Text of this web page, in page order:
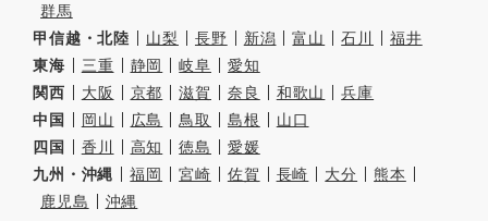
群馬
甲信越・北陸
山梨 長野 新潟 富山 石川
福井
東海
三重 静岡 岐阜
愛知
関西
大阪 京都 滋賀 奈良 和歌山
兵庫
中国
岡山 広島 鳥取 島根
山口
四国
香川 高知 徳島
愛媛
九州・沖縄
福岡 宮崎 佐賀 長崎 大分
熊本
鹿児島
沖縄